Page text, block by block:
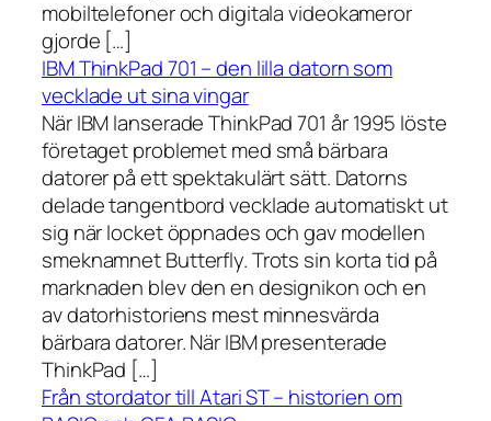
mobiltelefoner och digitala videokameror
gjorde […]
IBM ThinkPad 701 – den lilla datorn som
vecklade ut sina vingar
När IBM lanserade ThinkPad 701 år 1995 löste
företaget problemet med små bärbara
datorer på ett spektakulärt sätt. Datorns
delade tangentbord vecklade automatiskt ut
sig när locket öppnades och gav modellen
smeknamnet Butterfly. Trots sin korta tid på
marknaden blev den en designikon och en
av datorhistoriens mest minnesvärda
bärbara datorer. När IBM presenterade
ThinkPad […]
Från stordator till Atari ST – historien om